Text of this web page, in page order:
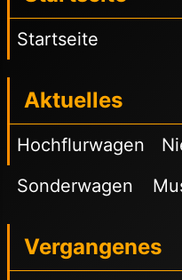
Startseite
Aktuelles
Hochflurwagen
Sonderwagen
Vergangenes